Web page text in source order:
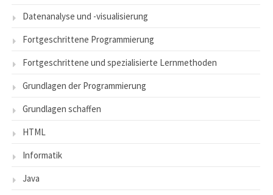
Datenanalyse und -visualisierung
Fortgeschrittene Programmierung
Fortgeschrittene und spezialisierte Lernmethoden
Grundlagen der Programmierung
Grundlagen schaffen
HTML
Informatik
Java